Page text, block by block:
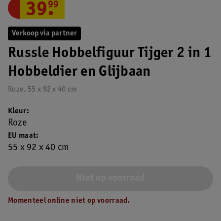
Verkoop via partner
Russle Hobbelfiguur Tijger 2 in 1
Hobbeldier en Glijbaan
Roze, 55 x 92 x 40 cm
39.
99
EU maat
55 x 92 x 40 cm
Kleur
Roze
Momenteel online niet op voorraad.